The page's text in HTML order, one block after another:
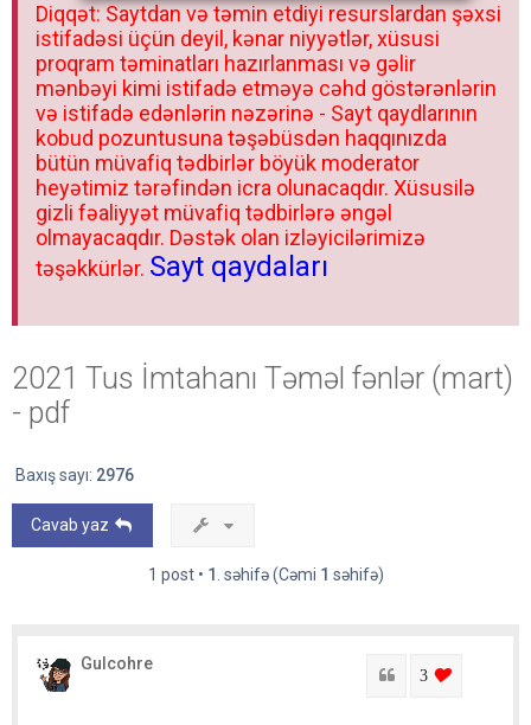
Diqqət: Saytdan və təmin etdiyi resurslardan şəxsi
istifadəsi üçün deyil, kənar niyyətlər, xüsusi
proqram təminatları hazırlanması və gəlir
mənbəyi kimi istifadə etməyə cəhd göstərənlərin
və istifadə edənlərin nəzərinə - Sayt qaydlarının
kobud pozuntusuna təşəbüsdən haqqınızda
bütün müvafiq tədbirlər böyük moderator
heyətimiz tərəfindən icra olunacaqdır. Xüsusilə
gizli fəaliyyət müvafiq tədbirlərə əngəl
olmayacaqdır. Dəstək olan izləyicilərimizə
təşəkkürlər. Sayt qaydaları
2021 Tus İmtahanı Təməl fənlər (mart)
- pdf
Baxış sayı: 2976
Cavab yaz
1 post • 1 . səhifə (Cəmi 1 səhifə)
Gulcohre
Sitat
3